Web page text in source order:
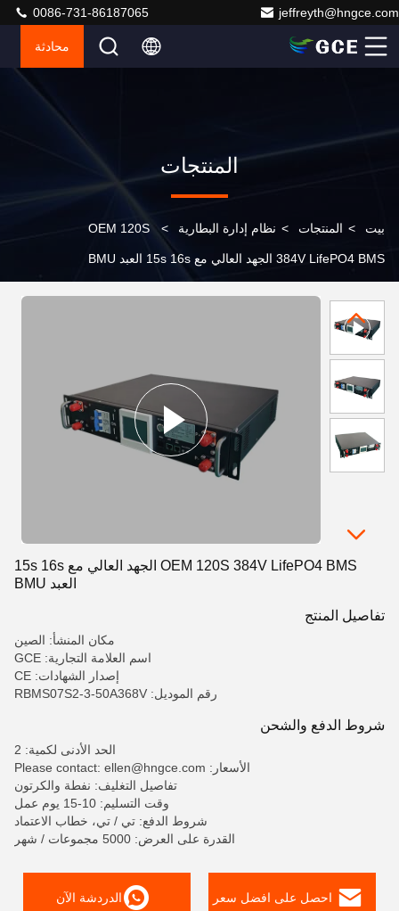
jeffreyth@hngce.com
0086-731-86187065
محادثة
المنتجات
بيت > المنتجات > نظام إدارة البطارية >
OEM 120S
384V LifePO4 BMS الجهد العالي مع 15s 16s العبد BMU
OEM 120S 384V LifePO4 BMS الجهد العالي مع 15s 16s
العبد BMU
تفاصيل المنتج
مكان المنشأ: الصين
اسم العلامة التجارية: GCE
إصدار الشهادات: CE
رقم الموديل: RBMS07S2-3-50A368V
شروط الدفع والشحن
الحد الأدنى لكمية: 2
الأسعار: Please contact: ellen@hngce.com
تفاصيل التغليف: نفطة والكرتون
وقت التسليم: 10-15 يوم عمل
شروط الدفع: تي / تي، خطاب الاعتماد
القدرة على العرض: 5000 مجموعات / شهر
احصل على افضل سعر الدردشة الآن